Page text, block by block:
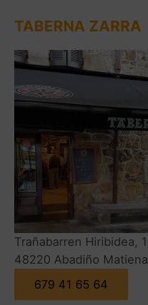
TABERNA ZARRA
Trañabarren Hiribidea, 1
48220 Abadiño Matiena
679 41 65 64